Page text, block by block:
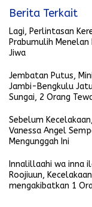
Berita Terkait
Lagi, Perlintasan
Prabumulih Menelan
Jiwa
Jembatan Putus,
Jambi-Bengkulu
Sungai, 2 Orang
Sebelum Kecelakaan,
Vanessa Angel
Mengunggah Ini
Innalillaahi wa inna
Roojiuun,
mengakibatkan 1